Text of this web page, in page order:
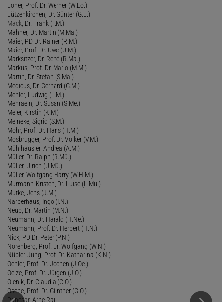
Loher, Prof. Dr. Werner (W.Lo.)
Lützenkirchen, Dr. Günter (G.L.)
Mack , Dr. Frank (F.M.)
Mahner, Dr. Martin (M.Ma.)
Maier, PD Dr. Rainer (R.M.)
Maier, Prof. Dr. Uwe (U.M.)
Marksitzer, Dr. René (R.Ma.)
Markus, Prof. Dr. Mario (M.M.)
Martin, Dr. Stefan (S.Ma.)
Medicus, Dr. Gerhard (G.M.)
Mehler, Ludwig (L.M.)
Mehraein, Dr. Susan (S.Me.)
Meier, Kirstin (K.M.)
Meineke, Sigrid (S.M.)
Mohr, Prof. Dr. Hans (H.M.)
Mosbrugger, Prof. Dr. Volker (V.M.)
Mühlhäusler, Andrea (A.M.)
Müller, Dr. Ralph (R.Mü.)
Müller, Ulrich (U.Mü.)
Müller, Wolfgang Harry (W.H.M.)
Murmann-Kristen, Dr. Luise (L.Mu.)
Mutke, Jens (J.M.)
Narberhaus, Ingo (I.N.)
Neub, Dr. Martin (M.N.)
Neumann, Dr. Harald (H.Ne.)
Neumann, Prof. Dr. Herbert (H.N.)
Nick, PD Dr. Peter (P.N.)
Nörenberg, Prof. Dr. Wolfgang (W.N.)
Nübler-Jung, Prof. Dr. Katharina (K.N.)
Oehler, Prof. Dr. Jochen (J.Oe.)
Oelze, Prof. Dr. Jürgen (J.O.)
Olenik, Dr. Claudia (C.O.)
Osche, Prof. Dr. Günther (G.O.)
Panesar, Arne Raj